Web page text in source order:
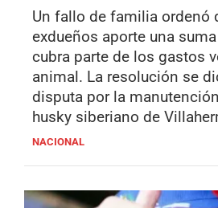
Un fallo de familia ordenó
exdueños aporte una
cubra parte de los gastos
animal. La resolución se
disputa por la
husky siberiano de
NACIONAL